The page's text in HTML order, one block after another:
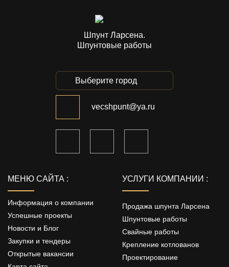
Шпунт Ларсена.
Шпунтовые работы
Выберите город
vecshpunt@ya.ru
МЕНЮ САЙТА :
Информация о компании
Успешные проекты
Новости и Блог
Закупки и тендеры
Открытые вакансии
УСЛУГИ КОМПАНИИ :
Продажа шпунта Ларсена
Шпунтовые работы
Свайные работы
Крепление котлованов
Проектирование